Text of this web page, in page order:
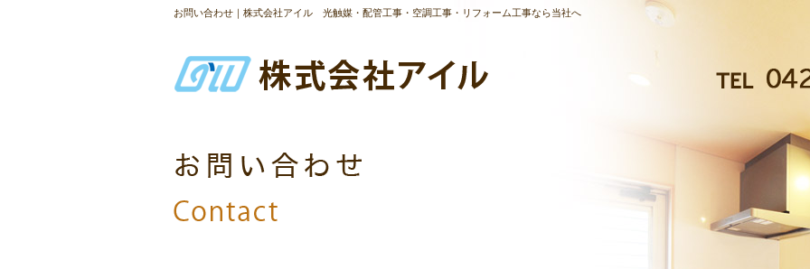
お問い合わせ｜株式会社アイル 光触媒・配管工事・空調工事・リフォーム工事なら当社へ